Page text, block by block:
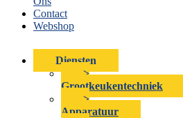
Contact
Webshop
Diensten
>
Grootkeukentechniek
>
Apparatuur